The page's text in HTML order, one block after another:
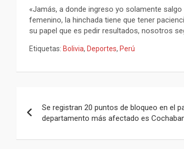
«Jamás, a donde ingreso yo solamente
femenino, la hinchada tiene que tener
su papel que es pedir resultados, nosotros
Etiquetas: Bolivia, Deportes, Perú
de
entradas
Se registran 20 puntos de bloqueo en el
departamento más afectado es